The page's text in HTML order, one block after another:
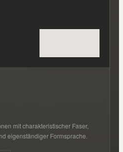
mit charakteristischer Faser,
eigenständiger Formsprache.